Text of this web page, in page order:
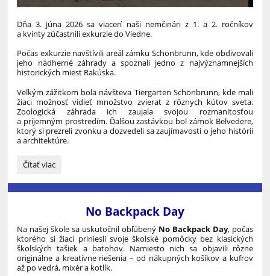
Dňa 3. júna 2026 sa viacerí naši nemčinári z 1. a 2. ročníkov
a kvinty zúčastnili exkurzie do Viedne.
Počas exkurzie navštívili areál zámku Schönbrunn, kde obdivovali
jeho nádherné záhrady a spoznali jedno z najvýznamnejších
historických miest Rakúska.
Veľkým zážitkom bola návšteva Tiergarten Schönbrunn, kde mali
žiaci možnosť vidieť množstvo zvierat z rôznych kútov sveta.
Zoologická záhrada ich zaujala svojou rozmanitosťou
a príjemným prostredím. Ďalšou zastávkou bol zámok Belvedere,
ktorý si prezreli zvonku a dozvedeli sa zaujímavosti o jeho histórii
a architektúre.
Študenti
gymnázia
Čítať viac
No Backpack Day
Na našej škole sa uskutočnil obľúbený No Backpack Day, počas
ktorého si žiaci priniesli svoje školské pomôcky bez klasických
školských tašiek a batohov. Namiesto nich sa objavili rôzne
originálne a kreatívne riešenia – od nákupných košíkov a kufrov
až po vedrá, mixér a kotlík.